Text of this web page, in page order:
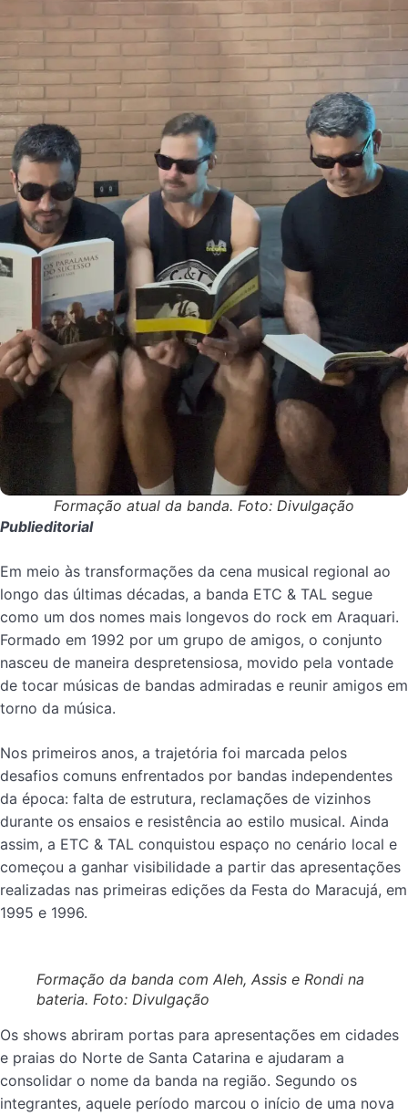
Formação atual da banda. Foto: Divulgação
Publieditorial
Em meio às transformações da cena musical regional ao
longo das últimas décadas, a banda ETC & TAL segue
como um dos nomes mais longevos do rock em Araquari.
Formado em 1992 por um grupo de amigos, o conjunto
nasceu de maneira despretensiosa, movido pela vontade
de tocar músicas de bandas admiradas e reunir amigos em
torno da música.
Nos primeiros anos, a trajetória foi marcada pelos
desafios comuns enfrentados por bandas independentes
da época: falta de estrutura, reclamações de vizinhos
durante os ensaios e resistência ao estilo musical. Ainda
assim, a ETC & TAL conquistou espaço no cenário local e
começou a ganhar visibilidade a partir das apresentações
realizadas nas primeiras edições da Festa do Maracujá, em
1995 e 1996.
Formação da banda com Aleh, Assis e Rondi na
bateria. Foto: Divulgação
Os shows abriram portas para apresentações em cidades
e praias do Norte de Santa Catarina e ajudaram a
consolidar o nome da banda na região. Segundo os
integrantes, aquele período marcou o início de uma nova